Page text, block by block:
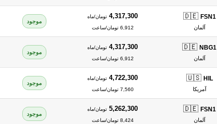
🇩🇪 FSN1
آلمان
4,317,300 تومان/ماه
6,912 تومان/ساعت
موجود
🇩🇪 NBG1
آلمان
4,317,300 تومان/ماه
6,912 تومان/ساعت
موجود
🇺🇸 HIL
آمریکا
4,722,300 تومان/ماه
7,560 تومان/ساعت
موجود
🇩🇪 FSN1
آلمان
5,262,300 تومان/ماه
8,424 تومان/ساعت
موجود